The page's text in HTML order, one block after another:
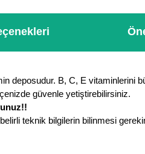
deposudur. B, C, E vitaminlerini
güvenle yetiştirebilirsiniz.
teknik bilgilerin bilinmesi